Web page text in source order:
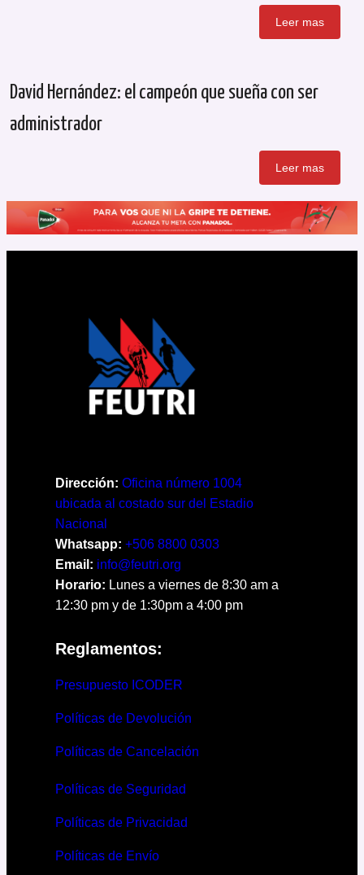
Leer mas
David Hernández: el campeón que sueña con ser
administrador
Leer mas
Dirección: Oficina número 1004
ubicada al costado sur del Estadio
Nacional
Whatsapp: +506 8800 0303
Email: info@feutri.org
Horario: Lunes a viernes de 8:30 am a
12:30 pm y de 1:30pm a 4:00 pm
Reglamentos:
Presupuesto ICODER
Políticas de Devolución
Políticas de Cancelación
Políticas de Seguridad
Políticas de Privacidad
Políticas de Envío